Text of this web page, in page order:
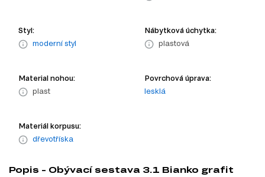
Styl:
moderní styl
Nábytková úchytka:
plastová
Material nohou:
plast
Povrchová úprava:
lesklá
Materiál korpusu:
dřevotříska
Popis - Obývací sestava 3.1 Bianko grafit